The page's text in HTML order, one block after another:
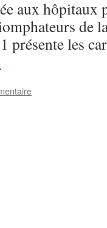
aux hôpitaux
de
présente les